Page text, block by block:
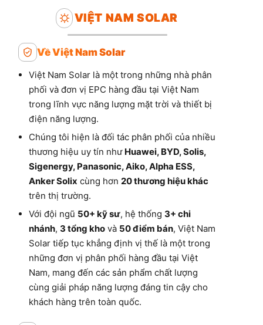
VIỆT NAM SOLAR
Về Việt Nam Solar
Việt Nam Solar là một trong những nhà phân
phối và đơn vị EPC hàng đầu tại Việt Nam
trong lĩnh vực năng lượng mặt trời và thiết bị
điện năng lượng.
Chúng tôi hiện là đối tác phân phối của nhiều
thương hiệu uy tín như Huawei, BYD, Solis,
Sigenergy, Panasonic, Aiko, Alpha ESS,
Anker Solix cùng hơn 20 thương hiệu khác
trên thị trường.
Với đội ngũ 50+ kỹ sư, hệ thống 3+ chi
nhánh, 3 tổng kho và 50 điểm bán, Việt Nam
Solar tiếp tục khẳng định vị thế là một trong
những đơn vị phân phối hàng đầu tại Việt
Nam, mang đến các sản phẩm chất lượng
cùng giải pháp năng lượng đáng tin cậy cho
khách hàng trên toàn quốc.